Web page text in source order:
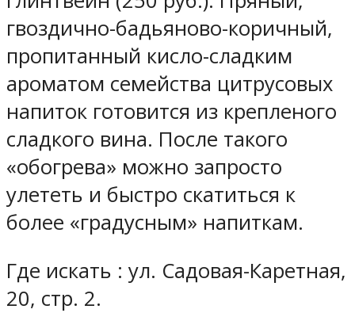
гвоздично-бадьяново-коричный,
пропитанный кисло-сладким
ароматом семейства цитрусовых
напиток готовится из крепленого
сладкого вина. После такого
«обогрева» можно запросто
улететь и быстро скатиться к
более «градусным» напиткам.
Где искать : ул. Садовая-Каретная,
20, стр. 2.